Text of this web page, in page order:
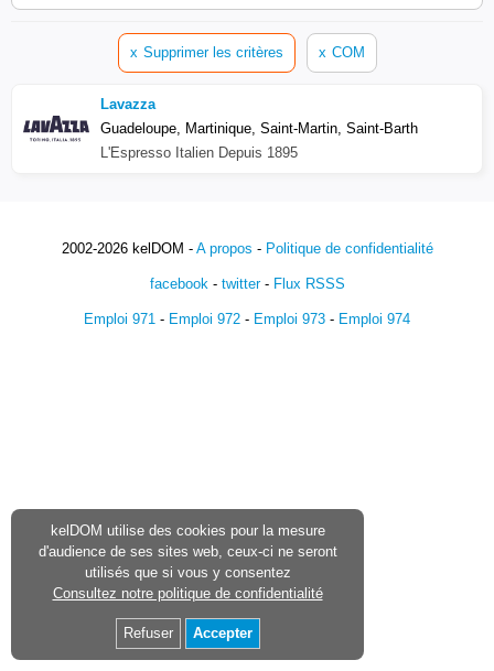
x Supprimer les critères x COM
Lavazza
Guadeloupe, Martinique, Saint-Martin, Saint-Barth
L'Espresso Italien Depuis 1895
2002-2026 kelDOM - A propos - Politique de confidentialité
facebook - twitter- Flux RSSS
Emploi 971 - Emploi 972 - Emploi 973 - Emploi 974
kelDOM utilise des cookies pour la mesure
d'audience de ses sites web, ceux-ci ne seront
utilisés que si vous y consentez
Consultez notre politique de confidentialité
Refuser Accepter